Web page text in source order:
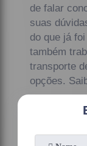
de falar
suas
do que já
também
transporte
opções.